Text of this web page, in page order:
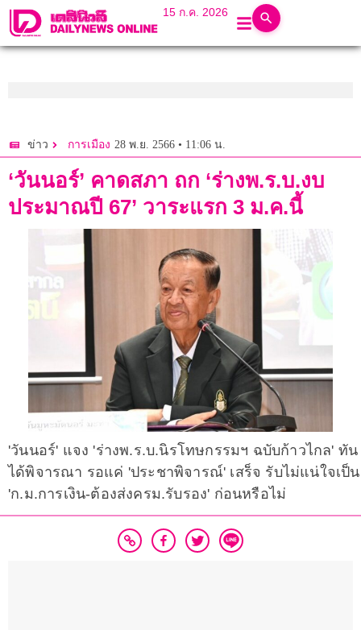
15 ก.ค. 2026
ข่าว การเมือง 28 พ.ย. 2566 • 11:06 น.
‘วันนอร์’ คาดสภา ถก ‘ร่างพ.ร.บ.งบ
ประมาณปี 67’ วาระแรก 3 ม.ค.นี้
'วันนอร์' แจง 'ร่างพ.ร.บ.นิรโทษกรรมฯ ฉบับก้าวไกล' ทัน
ได้พิจารณา รอแค่ 'ประชาพิจารณ์' เสร็จ รับไม่แน่ใจเป็น
'ก.ม.การเงิน-ต้องส่งครม.รับรอง' ก่อนหรือไม่